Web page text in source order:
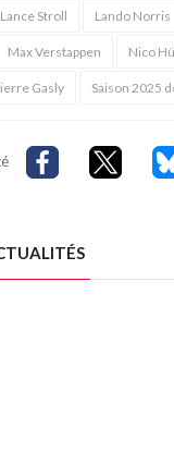
Lance Stroll Lando Norris
Max Verstappen Nico
Gasly Saison 2025